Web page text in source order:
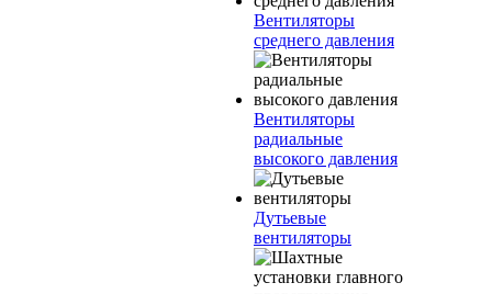
Вентиляторы
среднего давления
Вентиляторы
радиальные
высокого давления
Дутьевые
вентиляторы